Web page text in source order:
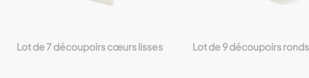
favorite_border
Lot de 7 découpoirs cœurs lisses favorite_border
Lot de 9 découpoirs